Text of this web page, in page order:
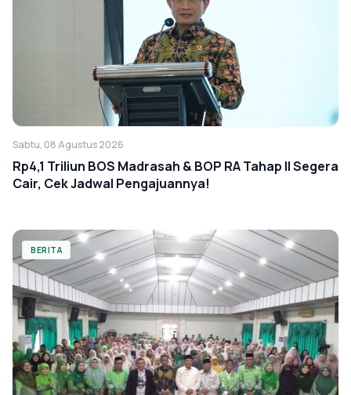
Sabtu, 08 Agustus 2026
Rp4,1 Triliun BOS Madrasah & BOP RA Tahap II Segera
Cair, Cek Jadwal Pengajuannya!
BERITA